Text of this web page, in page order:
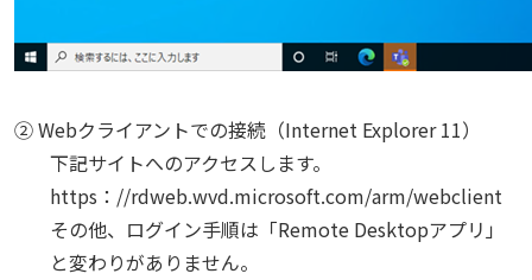
② Webクライアントでの接続（Internet Explorer 11）
下記サイトへのアクセスします。
https：//rdweb.wvd.microsoft.com/arm/webclient
その他、ログイン手順は「Remote Desktopアプリ」
と変わりがありません。